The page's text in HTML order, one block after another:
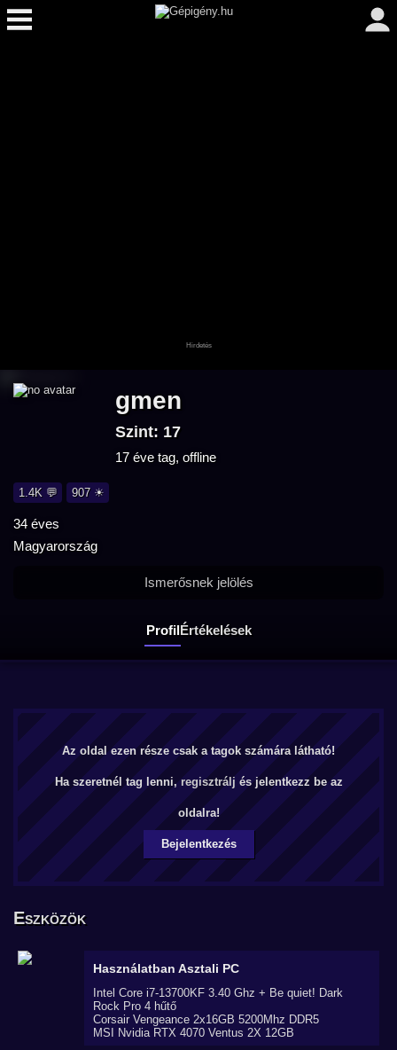
gmen
Szint: 17
17 éve tag, offline
1.4K 💬 907 ☀
34 éves
Magyarország
ProfilÉrtékelések
Ismerősnek jelölés
Az oldal ezen része csak a tagok számára látható!
Ha szeretnél tag lenni, regisztrálj és jelentkezz be az
oldalra!
Bejelentkezés
Eszközök
Használatban Asztali PC
Intel Core i7-13700KF 3.40 Ghz + Be quiet! Dark
Rock Pro 4 hűtő
Corsair Vengeance 2x16GB 5200Mhz DDR5
MSI Nvidia RTX 4070 Ventus 2X 12GB